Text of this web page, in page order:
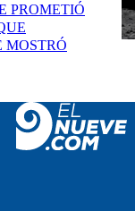
PROMETIÓ
MOSTRÓ